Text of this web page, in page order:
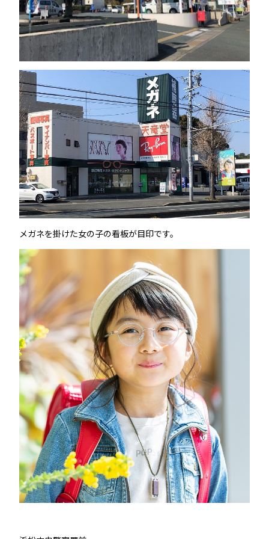
メガネを掛けた女の子の看板が目印です。